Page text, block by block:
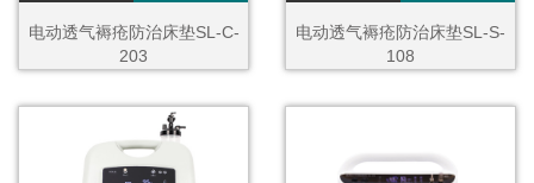
电动透气褥疮防治床垫SL-C-
203
电动透气褥疮防治床垫SL-S-
108